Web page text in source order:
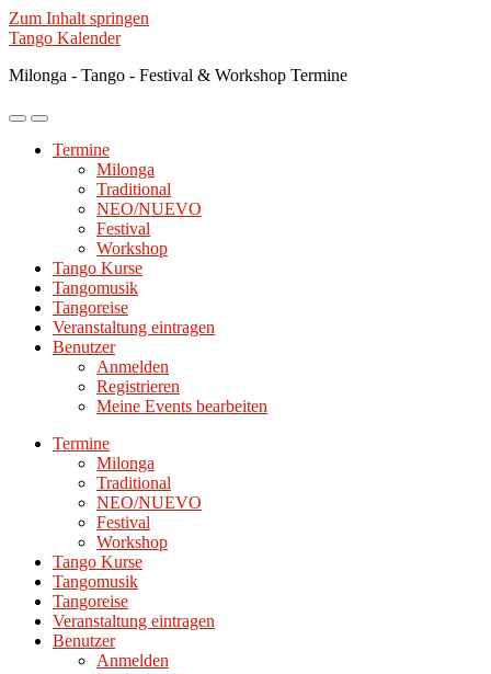
Zum Inhalt springen
Tango Kalender
Milonga - Tango - Festival & Workshop Termine
Mobile-
ein-/ausblenden
Suchfeld
ein-/ausblenden
Termine
Milonga
Traditional
NEO/NUEVO
Festival
Workshop
Tango Kurse
Tangomusik
Tangoreise
Veranstaltung eintragen
Benutzer
Anmelden
Registrieren
Meine Events bearbeiten
Termine
Milonga
Traditional
NEO/NUEVO
Festival
Workshop
Tango Kurse
Tangomusik
Tangoreise
Veranstaltung eintragen
Benutzer
Anmelden